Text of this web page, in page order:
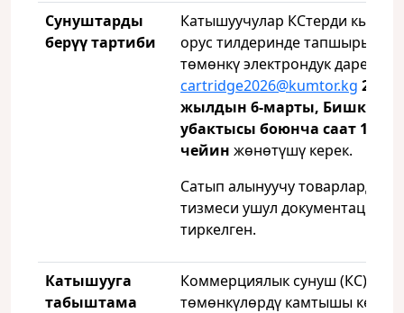
Сунуштарды
берүү тартиби
Катышуучулар КСтерди
орус тилдеринде тапшырып
төмөнкү электрондук дарекке:
cartridge2026@kumtor.kg 2026-
жылдын 6-марты, Бишкек
убактысы боюнча саат 17:00
чейин жөнөтүшү керек.
Сатып алынуучу товарлардын
тизмеси ушул документацияга
тиркелген.
Катышууга
табыштама
Коммерциялык сунуш (КС)
төмөнкүлөрдү камтышы керек: